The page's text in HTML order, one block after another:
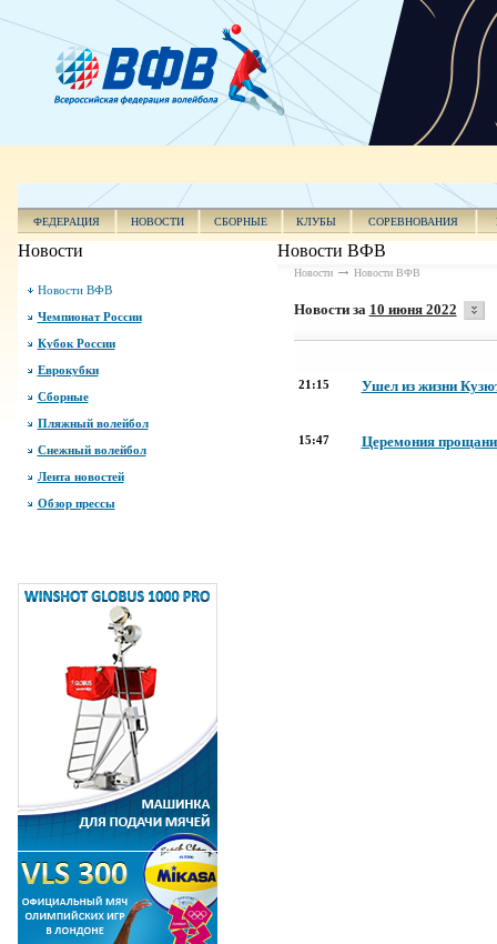
ФЕДЕРАЦИЯ НОВОСТИ СБОРНЫЕ КЛУБЫ СОРЕВНОВАНИЯ
Новости
Новости ВФВ
Чемпионат России
Кубок России
Еврокубки
Сборные
Пляжный волейбол
Снежный волейбол
Лента новостей
Обзор прессы
Новости ВФВ
Новости Новости ВФВ
Новости за 10 июня 2022
21:15 Ушел из жизни
15:47 Церемония